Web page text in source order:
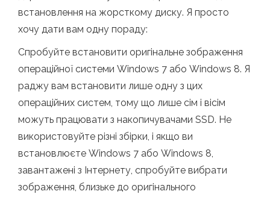
встановлення на жорсткому диску. Я просто
хочу дати вам одну пораду:
Спробуйте встановити оригінальне зображення
операційної системи Windows 7 або Windows 8. Я
раджу вам встановити лише одну з цих
операційних систем, тому що лише сім і вісім
можуть працювати з накопичувачами SSD. Не
використовуйте різні збірки, і якщо ви
встановлюєте Windows 7 або Windows 8,
завантажені з Інтернету, спробуйте вибрати
зображення, близьке до оригінального